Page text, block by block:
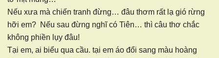
Nếu xưa mà chiến tranh đừng… đâu thơm rất lạ gió rừng
hỡi em? Nếu sau đừng nghĩ có Tiên… thì câu thơ chắc
không phiền lụy đâu!
Tại em, ai biểu qua cầu. tại em áo đổi sang màu hoàng